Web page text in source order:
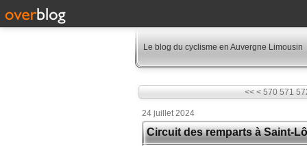
Le blog du cyclisme en Auvergne Limousin
<< < 500
510
520
530
540
550
560
570 571
24 juillet 2024
Circuit des remparts à Saint-Lô